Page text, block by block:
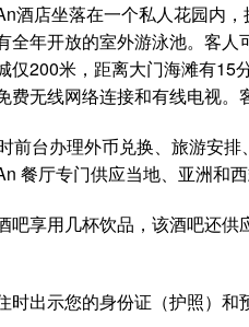
酒店坐落在一个私人花园内
全年开放的室外游泳池。客人
仅200米，距离大门海滩有15
费无线网络连接和有线电视。
前台办理外币兑换、旅游安
餐厅专门供应当地、亚洲和
吧享用几杯饮品，该酒吧还供
时出示您的身份证（护照）和